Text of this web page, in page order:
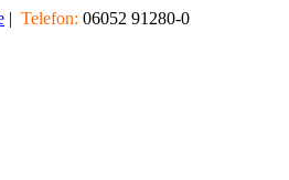
| Telefon: 06052 91280-0